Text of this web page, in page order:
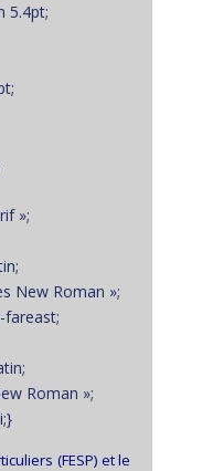
5.4pt;
»;
New Roman »;
Roman »;
(FESP) et le